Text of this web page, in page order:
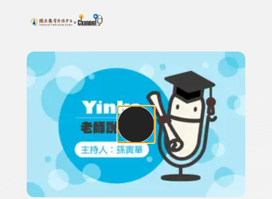
上方功能區塊
搜尋關鍵字：可輸入節目名稱、主持人或關鍵字